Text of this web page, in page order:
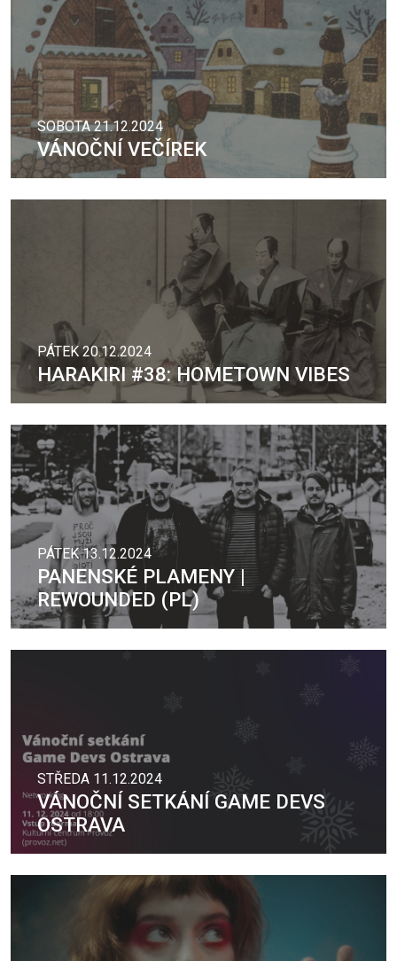
SOBOTA 21.12.2024
VÁNOČNÍ VEČÍREK
PÁTEK 20.12.2024
HARAKIRI #38: HOMETOWN VIBES
PÁTEK 13.12.2024
PANENSKÉ PLAMENY |
REWOUNDED (PL)
STŘEDA 11.12.2024
VÁNOČNÍ SETKÁNÍ GAME DEVS
OSTRAVA